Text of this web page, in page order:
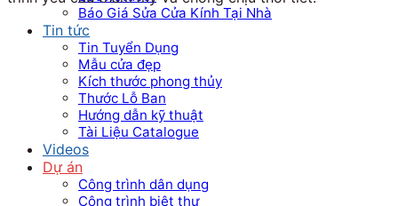
Báo Giá Sửa Cửa Kính Tại Nhà
Tin tức
Tin Tuyển Dụng
Mẫu cửa đẹp
Kích thước phong thủy
Thước Lỗ Ban
Hướng dẫn kỹ thuật
Tài Liệu Catalogue
Videos
Dự án
Công trình dân dụng
Công trình biệt thự